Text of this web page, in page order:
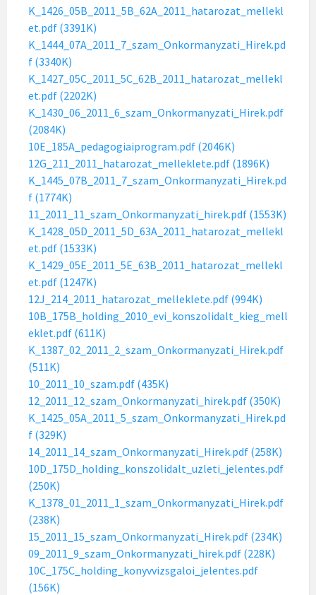
K_1426_05B_2011_5B_62A_2011_hatarozat_mellekl
et.pdf (3391K)
K_1444_07A_2011_7_szam_Onkormanyzati_Hirek.pd
f (3340K)
K_1427_05C_2011_5C_62B_2011_hatarozat_mellekl
et.pdf (2202K)
K_1430_06_2011_6_szam_Onkormanyzati_Hirek.pdf
(2084K)
10E_185A_pedagogiaiprogram.pdf (2046K)
12G_211_2011_hatarozat_melleklete.pdf (1896K)
K_1445_07B_2011_7_szam_Onkormanyzati_Hirek.pd
f (1774K)
11_2011_11_szam_Onkormanyzati_hirek.pdf (1553K)
K_1428_05D_2011_5D_63A_2011_hatarozat_mellekl
et.pdf (1533K)
K_1429_05E_2011_5E_63B_2011_hatarozat_mellekl
et.pdf (1247K)
12J_214_2011_hatarozat_melleklete.pdf (994K)
10B_175B_holding_2010_evi_konszolidalt_kieg_mell
eklet.pdf (611K)
K_1387_02_2011_2_szam_Onkormanyzati_Hirek.pdf
(511K)
10_2011_10_szam.pdf (435K)
12_2011_12_szam_Onkormanyzati_hirek.pdf (350K)
K_1425_05A_2011_5_szam_Onkormanyzati_Hirek.pd
f (329K)
14_2011_14_szam_Onkormanyzati_Hirek.pdf (258K)
10D_175D_holding_konszolidalt_uzleti_jelentes.pdf
(250K)
K_1378_01_2011_1_szam_Onkormanyzati_Hirek.pdf
(238K)
15_2011_15_szam_Onkormanyzati_Hirek.pdf (234K)
09_2011_9_szam_Onkormanyzati_hirek.pdf (228K)
10C_175C_holding_konyvvizsgaloi_jelentes.pdf
(156K)